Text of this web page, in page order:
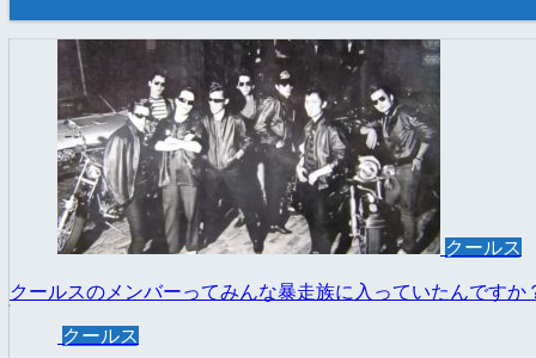
クールス
クールスのメンバーってみんな暴走族に入っていたんですか
クールス